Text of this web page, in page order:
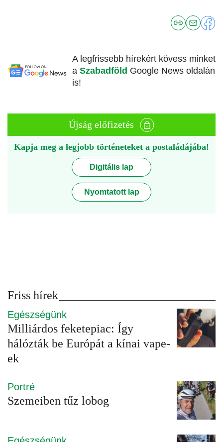
A legfrissebb hírekért kövess minket
a Szabadföld Google News oldalán
is!
Újság előfizetés
Kapja meg a legjobb történeteket a postaládájába!
Digitális lap
Nyomtatott lap
Friss hírek
Egészségünk
Milliárdos feketepiac: Így
hálózták be Európát a kínai vape-
ek
Portré
Szemeiben tűz lobog